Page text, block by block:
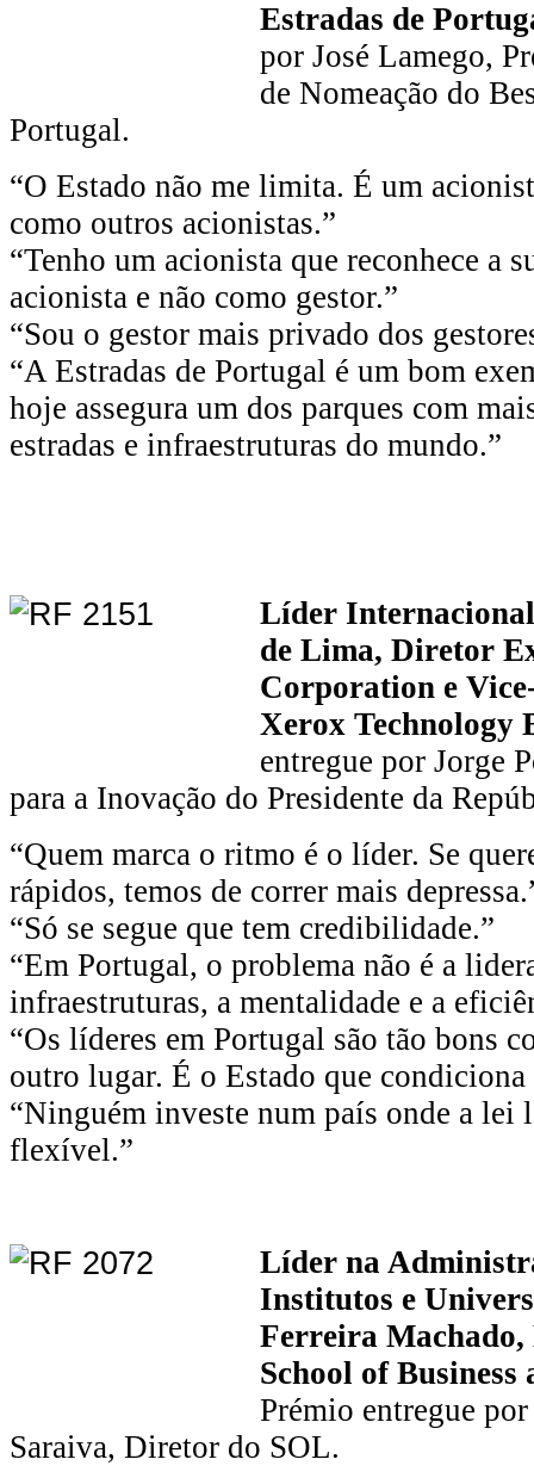
Estradas de
por José Lamego,
de Nomeação do
Portugal.
“O Estado não me limita. É um
como outros acionistas.”
“Tenho um acionista que reconhece a
acionista e não como gestor.”
“Sou o gestor mais privado dos
“A Estradas de Portugal é um bom
hoje assegura um dos parques com
estradas e infraestruturas do mundo.”
Líder
de Lima, Diretor
Corporation e
Xerox Technology
entregue por Jorge
para a Inovação do Presidente da
“Quem marca o ritmo é o líder. Se
rápidos, temos de correr mais
“Só se segue que tem credibilidade.”
“Em Portugal, o problema não é a
infraestruturas, a mentalidade e a
“Os líderes em Portugal são tão bons
outro lugar. É o Estado que condiciona
“Ninguém investe num país onde a lei
flexível.”
Líder na
Institutos e
Ferreira
School of Business
Prémio entregue
Saraiva, Diretor do SOL.